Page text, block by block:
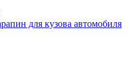
для кузова автомобиля